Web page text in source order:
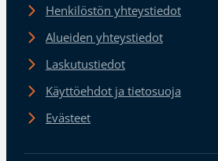
Henkilöstön yhteystiedot
Alueiden yhteystiedot
Laskutustiedot
Käyttöehdot ja tietosuoja
Evästeet